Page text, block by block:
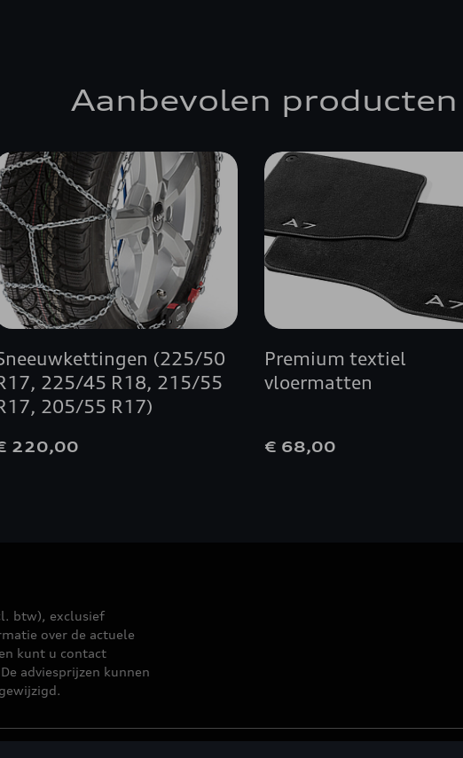
Aanbevolen producten
(225/50
225/45 R18, 215/55
205/55 R17)
220,00
Premium textiel
vloermatten
€ 68,00
btw), exclusief
over de actuele
kunt u contact
adviesprijzen kunnen